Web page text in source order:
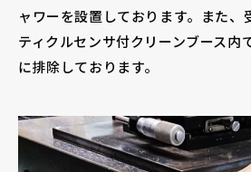
ャワーを設置しております。また、
ティクルセンサ付クリーンブース内
に排除しております。